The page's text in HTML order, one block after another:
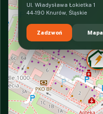
Ul. Władysława Łokietka 1
44-190 Knurów, Śląskie
Zadzwoń Mapa